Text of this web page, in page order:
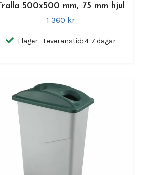
Tralla 500x500 mm, 75 mm hjul
1 360 kr
I lager - Leveranstid: 4-7 dagar